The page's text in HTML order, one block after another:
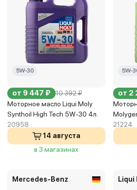
5W-30
от 9 447 ₽ 10 392 ₽
Моторное масло Liqui Moly
Synthoil High Tech 5W-30 4л.
20958
14 августа
в 3 магазинах
5W-
от 2
21224
Mercedes-Benz Liqui